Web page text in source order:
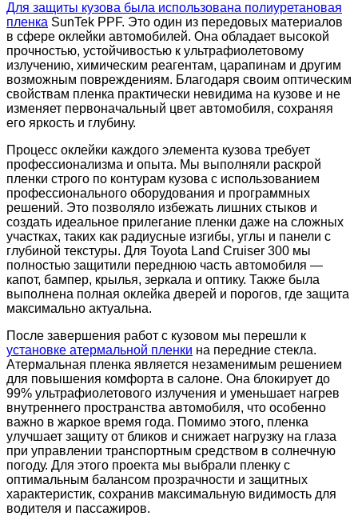
Для защиты кузова была использована полиуретановая
пленка SunTek PPF. Это один из передовых материалов
в сфере оклейки автомобилей. Она обладает высокой
прочностью, устойчивостью к ультрафиолетовому
излучению, химическим реагентам, царапинам и другим
возможным повреждениям. Благодаря своим оптическим
свойствам пленка практически невидима на кузове и не
изменяет первоначальный цвет автомобиля, сохраняя
его яркость и глубину.
Процесс оклейки каждого элемента кузова требует
профессионализма и опыта. Мы выполняли раскрой
пленки строго по контурам кузова с использованием
профессионального оборудования и программных
решений. Это позволяло избежать лишних стыков и
создать идеальное прилегание пленки даже на сложных
участках, таких как радиусные изгибы, углы и панели с
глубиной текстуры. Для Toyota Land Cruiser 300 мы
полностью защитили переднюю часть автомобиля —
капот, бампер, крылья, зеркала и оптику. Также была
выполнена полная оклейка дверей и порогов, где защита
максимально актуальна.
После завершения работ с кузовом мы перешли к
установке атермальной пленки на передние стекла.
Атермальная пленка является незаменимым решением
для повышения комфорта в салоне. Она блокирует до
99% ультрафиолетового излучения и уменьшает нагрев
внутреннего пространства автомобиля, что особенно
важно в жаркое время года. Помимо этого, пленка
улучшает защиту от бликов и снижает нагрузку на глаза
при управлении транспортным средством в солнечную
погоду. Для этого проекта мы выбрали пленку с
оптимальным балансом прозрачности и защитных
характеристик, сохранив максимальную видимость для
водителя и пассажиров.